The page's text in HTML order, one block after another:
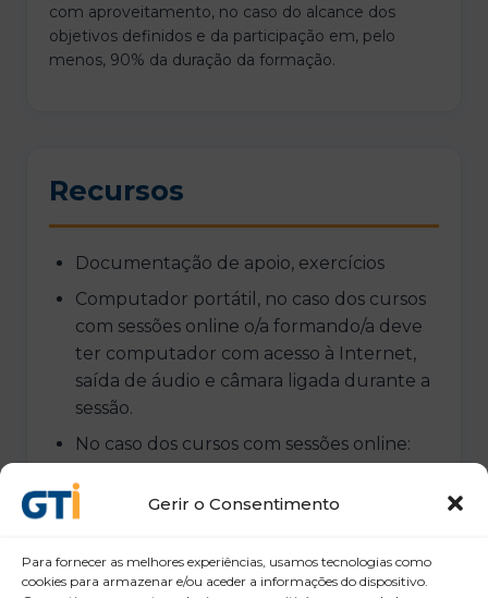
Gerir o Consentimento
Para fornecer as melhores experiências, usamos tecnologias como
cookies para armazenar e/ou aceder a informações do dispositivo.
com aproveitamento, no caso do alcance dos
objetivos definidos e da participação em, pelo
menos, 90% da duração da formação.
Recursos
Documentação de apoio, exercícios
Computador portátil, no caso dos cursos
com sessões online o/a formando/a deve
ter computador com acesso à Internet,
saída de áudio e câmara ligada durante a
sessão.
No caso dos cursos com sessões online:
Moodle (a Plataforma Moodle: usada para
depósito de conteúdos e realização de
atividades (exercícios e avaliações).